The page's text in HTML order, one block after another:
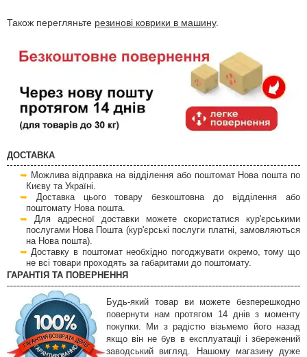
Також перегляньте резинові коврики в машину.
ДОСТАВКА
Можлива відправка на відділення або поштомат Нова пошта по
Києву та Україні.
Доставка цього товару безкоштовна до відділення або
поштомату Нова пошта.
Для адресної доставки можете скористатися кур'єрськими
послугами Нова Пошта (кур'єрські послуги платні, замовляються
на Нова пошта).
Доставку в поштомат необхідно погоджувати окремо, тому що
не всі товари проходять за габаритами до поштомату.
ГАРАНТІЯ ТА ПОВЕРНЕННЯ
Будь-який товар ви можете безперешкодно
повернути нам протягом 14 днів з моменту
покупки. Ми з радістю візьмемо його назад
якщо він не був в експлуатації і збережений
заводський вигляд. Нашому магазину дуже